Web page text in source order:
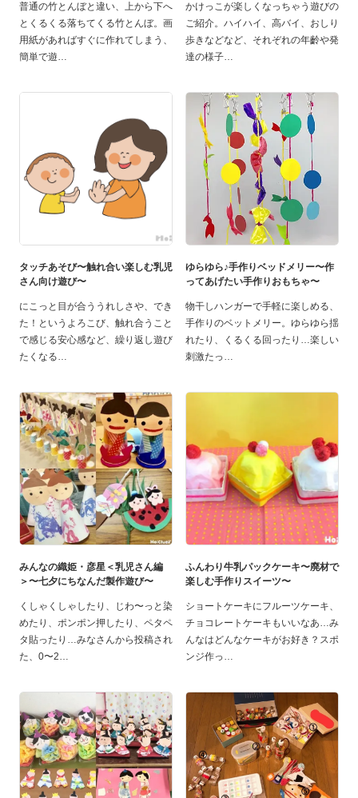
普通の竹とんぼと違い、上から下へ
とくるくる落ちてくる竹とんぼ。画
用紙があればすぐに作れてしまう、
簡単で遊
かけっこが楽しくなっちゃう遊びの
ご紹介。ハイハイ、高バイ、おしり
歩きなどなど、それぞれの年齡や発
達の様子
タッチあそび〜触れ合い楽しむ乳児
さん向け遊び〜
にこっと目が合ううれしさや、でき
た！というよろこび、触れ合うこと
で感じる安心感など、繰り返し遊び
たくなる
ゆらゆら♪手作りベッドメリー〜作
ってあげたい手作りおもちゃ〜
物干しハンガーで手軽に楽しめる、
手作りのベットメリー。ゆらゆら揺
れたり、くるくる回ったり…楽しい
刺激たっ
みんなの織姫・彦星＜乳児さん編
＞〜七夕にちなんだ製作遊び〜
くしゃくしゃしたり、じわ〜っと染
めたり、ポンポン押したり、ペタペ
タ貼ったり…みなさんから投稿され
た、0〜2
ふんわり牛乳パックケーキ〜廃材で
楽しむ手作りスイーツ〜
ショートケーキにフルーツケーキ、
チョコレートケーキもいいなあ…み
んなはどんなケーキがお好き？スポ
ンジ作っ